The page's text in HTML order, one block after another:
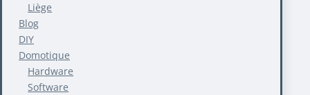
Liège
Blog
DIY
Domotique
Hardware
Software